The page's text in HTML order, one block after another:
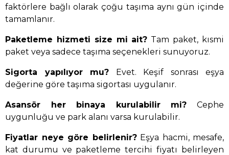
faktörlere bağlı olarak çoğu taşıma aynı gün içinde
tamamlanır.
Paketleme hizmeti size mi ait? Tam paket, kısmi
paket veya sadece taşıma seçenekleri sunuyoruz.
Sigorta yapılıyor mu? Evet. Keşif sonrası eşya
değerine göre taşıma sigortası uygulanır.
Asansör her binaya kurulabilir mi? Cephe
uygunluğu ve park alanı varsa kurulabilir.
Fiyatlar neye göre belirlenir?Eşya hacmi, mesafe,
kat durumu ve paketleme tercihi fiyatı belirleyen